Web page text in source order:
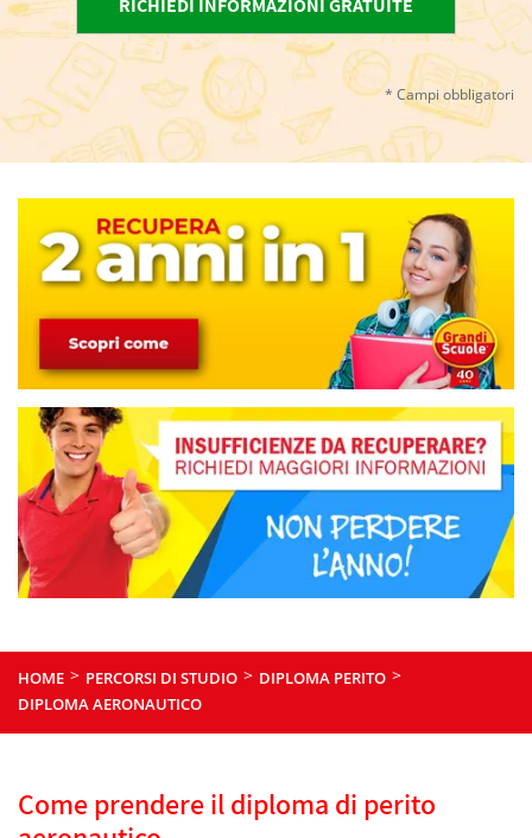
* Campi obbligatori
HOME > PERCORSI DI STUDIO > DIPLOMA PERITO >
DIPLOMA AERONAUTICO
Come prendere il diploma di perito